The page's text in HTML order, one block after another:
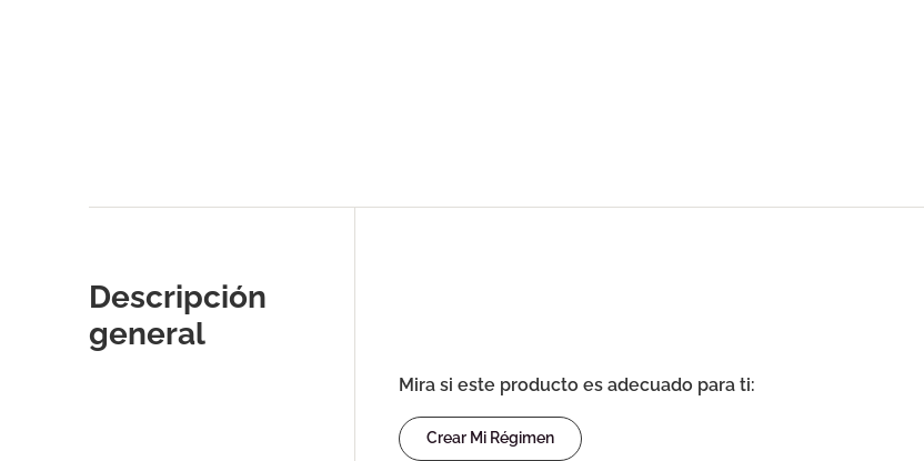
Descripción
general
Mira si este producto es adecuado para ti:
Crear Mi Régimen